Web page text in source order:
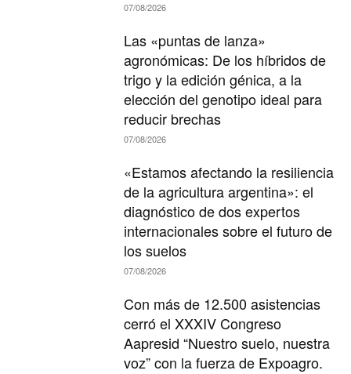
07/08/2026
Las «puntas de lanza»
agronómicas: De los híbridos de
trigo y la edición génica, a la
elección del genotipo ideal para
reducir brechas
07/08/2026
«Estamos afectando la resiliencia
de la agricultura argentina»: el
diagnóstico de dos expertos
internacionales sobre el futuro de
los suelos
07/08/2026
Con más de 12.500 asistencias
cerró el XXXIV Congreso
Aapresid “Nuestro suelo, nuestra
voz” con la fuerza de Expoagro.